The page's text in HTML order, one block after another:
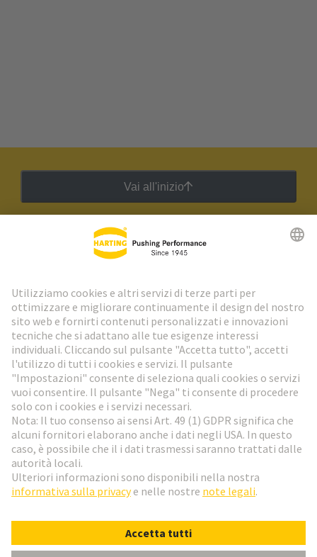
Vai all'inizio
Newsletter HARTING
Vai al registrazione
Social Media
Italia Italiano
© HARTING Technology Group